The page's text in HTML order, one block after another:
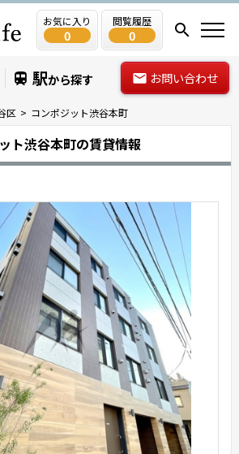
お気に入り
0
閲覧履歴
0
駅から探す お問い合わせ
区 コンポジット渋谷本町
ト渋谷本町の賃貸情報